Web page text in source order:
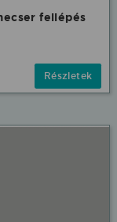
fellépés
Részletek